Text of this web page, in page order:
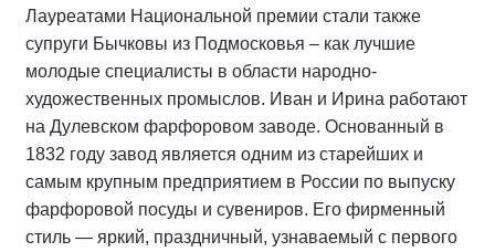
Лауреатами Национальной премии стали также
супруги Бычковы из Подмосковья – как лучшие
молодые специалисты в области народно-
художественных промыслов. Иван и Ирина работают
на Дулевском фарфоровом заводе. Основанный в
1832 году завод является одним из старейших и
самым крупным предприятием в России по выпуску
фарфоровой посуды и сувениров. Его фирменный
стиль — яркий, праздничный, узнаваемый с первого